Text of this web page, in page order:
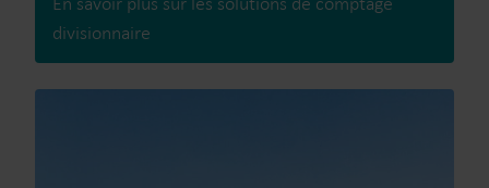
turbulences qui se produisent généralement dans les
installations de ce type en raison de la proximité de vannes,
coudes, etc. Le MULTICAL® 303 est donc le choix idéal pour les
divisionnaire